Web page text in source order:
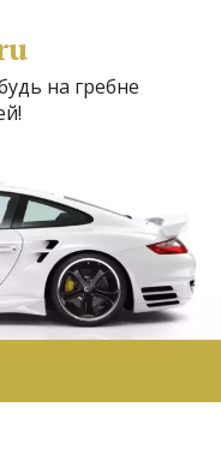
на гребне